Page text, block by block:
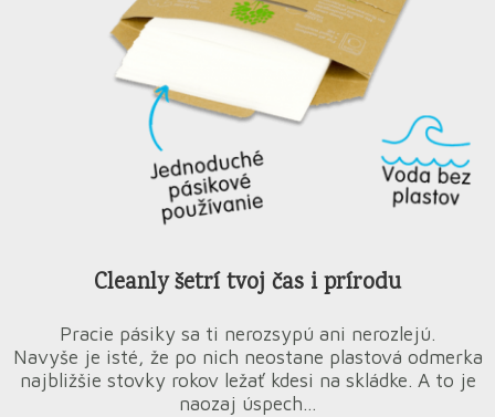
Cleanly šetrí tvoj čas i prírodu
Pracie pásiky sa ti nerozsypú ani nerozlejú.
Navyše je isté, že po nich neostane plastová odmerka
najbližšie stovky rokov ležať kdesi na skládke. A to je
naozaj úspech…